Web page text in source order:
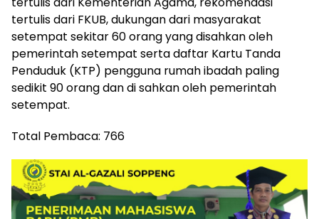
tertulis dari FKUB, dukungan dari masyarakat
setempat sekitar 60 orang yang disahkan oleh
pemerintah setempat serta daftar Kartu Tanda
Penduduk (KTP) pengguna rumah ibadah paling
sedikit 90 orang dan di sahkan oleh pemerintah
setempat.
Total Pembaca: 766